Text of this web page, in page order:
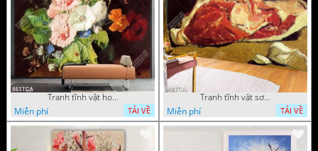
Tranh tĩnh vật hoa quả decor phòng khách in uv
Miễn phí
TẢI VỀ
Tranh tĩnh vật sơn dầu nước ngoài trang trí phòng bếp
Miễn phí
TẢI VỀ